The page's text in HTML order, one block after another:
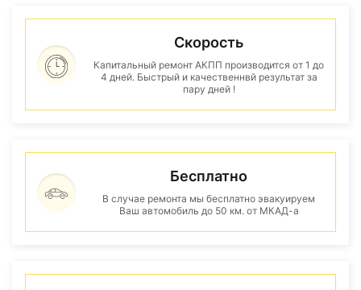
Скорость
Капитальный ремонт АКПП производится от 1 до
4 дней. Быстрый и качественнвй результат за
пару дней !
Бесплатно
В случае ремонта мы бесплатно эвакуируем
Ваш автомобиль до 50 км. от МКАД-а